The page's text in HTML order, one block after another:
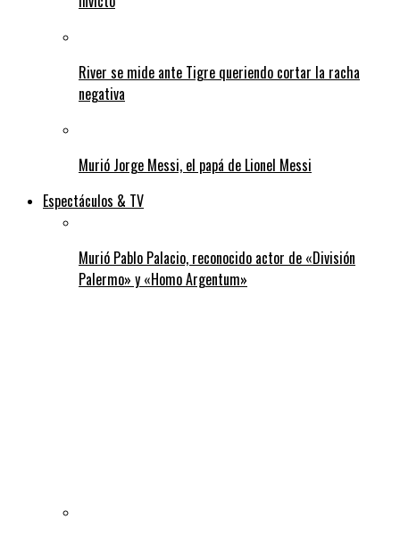
River se mide ante Tigre queriendo cortar la racha
negativa
Murió Jorge Messi, el papá de Lionel Messi
Espectáculos & TV
Murió Pablo Palacio, reconocido actor de «División
Palermo» y «Homo Argentum»